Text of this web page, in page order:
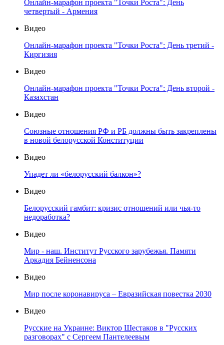
Онлайн-марафон проекта "Точки Роста": День
четвертый - Армения
Видео
Онлайн-марафон проекта "Точки Роста": День третий -
Киргизия
Видео
Онлайн-марафон проекта "Точки Роста": День второй -
Казахстан
Видео
Союзные отношения РФ и РБ должны быть закреплены
в новой белорусской Конституции
Видео
Упадет ли «белорусский балкон»?
Видео
Белорусский гамбит: кризис отношений или чья-то
недоработка?
Видео
Мир - наш. Институт Русского зарубежья. Памяти
Аркадия Бейненсона
Видео
Мир после коронавируса – Евразийская повестка 2030
Видео
Русские на Украине: Виктор Шестаков в "Русских
разговорах" с Сергеем Пантелеевым